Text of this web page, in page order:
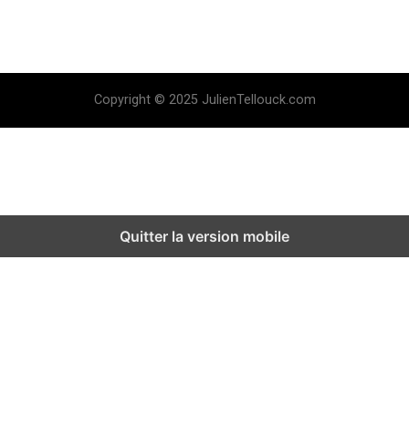
Copyright © 2025 JulienTellouck.com
Quitter la version mobile